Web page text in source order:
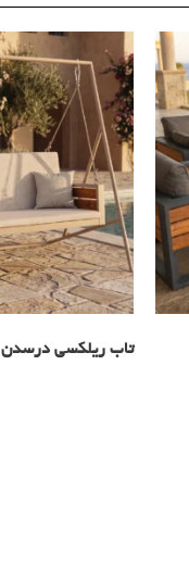
تاب ریلکسی درسدن